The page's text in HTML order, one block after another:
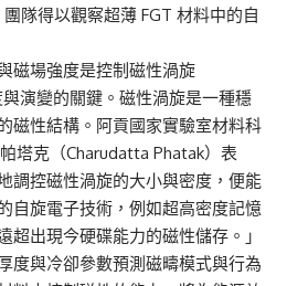
隊得以觀察超薄 FGT 材料中的自
磁場強度是控制磁性渦旋
與演變的關鍵。磁性渦旋是一種穩
磁性結構。阿貢國家實驗室材料科
塔克（Charudatta Phatak）表
調控磁性渦旋的大小與密度，便能
自旋電子技術，例如超高密度記憶
超出現今硬碟能力的磁性儲存。」
度與冷卻參數預測磁疇模式與行為